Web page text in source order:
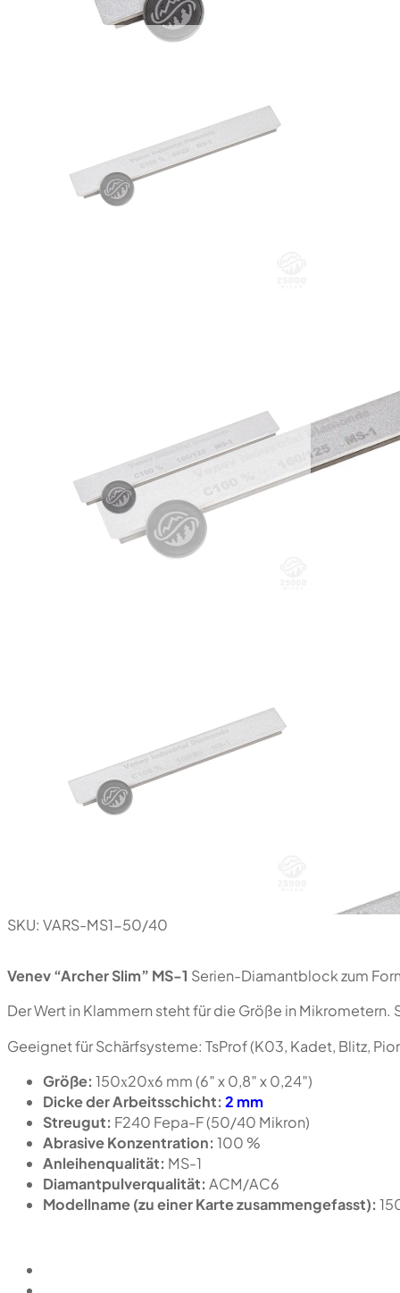
Venev “Archer Slim” MS-1 Serien-Diamantblock zum
Der Wert in Klammern steht für die Größe in
Geeignet für Schärfsysteme: TsProf (K03, Kadet, Blitz,
Größe: 150х20х6 mm (6″ x 0,8″ x 0,24″)
Dicke der Arbeitsschicht: 2 mm
Streugut: F240 Fepa-F (50/40 Mikron)
Abrasive Konzentration: 100 %
Anleihenqualität: MS-1
Diamantpulverqualität: ACM/AC6
Modellname (zu einer Karte zusammengefasst):
SKU: VARS-MS1-50/40